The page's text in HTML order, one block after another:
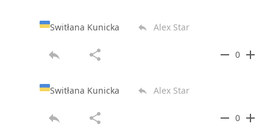
Switłana Kunicka reply Alex Star
reply share remove 0 add
Switłana Kunicka reply Alex Star
reply share remove 0 add